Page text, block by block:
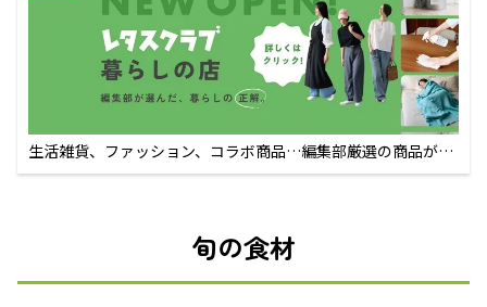
生活雑貨、ファッション、コラボ商品…編集部厳選の商品が買
えるECサイト
旬の食材